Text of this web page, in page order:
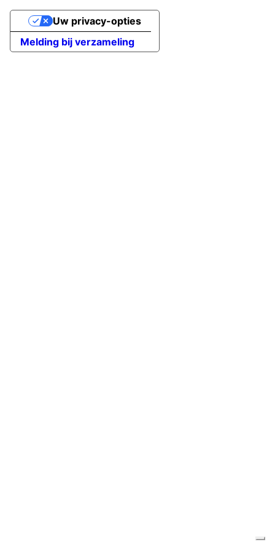
Melding bij verzameling
Uw privacy-opties